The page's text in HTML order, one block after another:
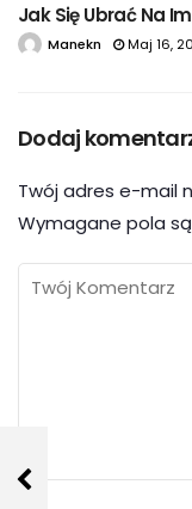
Jak Się Ubrać Na
Manekn Maj 16,
Dodaj
Twój adres e-mail
Wymagane pola